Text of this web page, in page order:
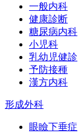
一般内科
健康診断
糖尿病内科
小児科
乳幼児健診
予防接種
漢方内科
形成外科
眼瞼下垂症